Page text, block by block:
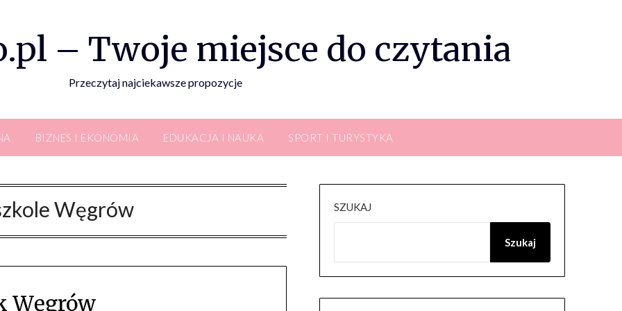
– Twoje miejsce do czytania
Przeczytaj najciekawsze propozycje
BIZNES I EKONOMIA EDUKACJA I NAUKA SPORT I TURYSTYKA
Węgrów
Węgrów
SZUKAJ
Szukaj